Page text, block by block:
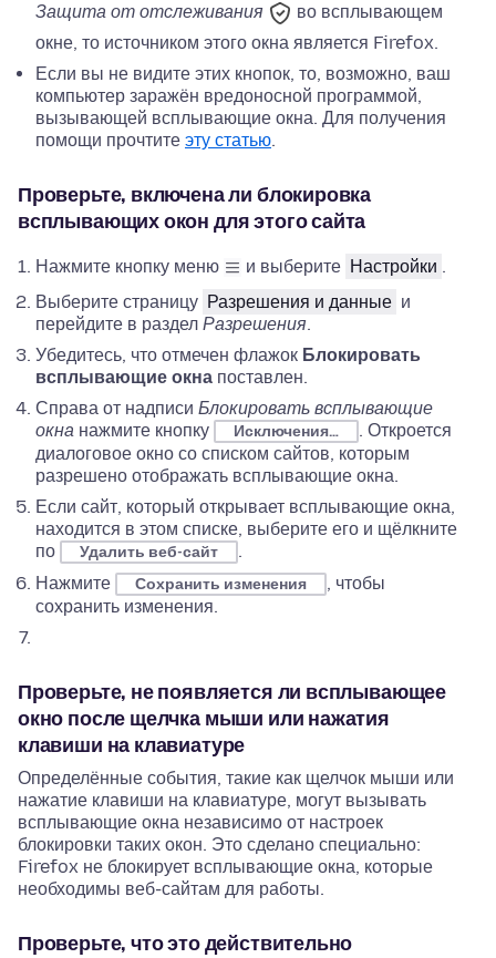
Защита от отслеживания
во всплывающем
окне, то источником этого окна является Firefox.
Если вы не видите этих кнопок, то, возможно, ваш
компьютер заражён вредоносной программой,
вызывающей всплывающие окна. Для получения
помощи прочтите эту статью.
Проверьте, включена ли блокировка
всплывающих окон для этого сайта
Нажмите кнопку меню и выберите Настройки .
Выберите страницу Разрешения и данные и
перейдите в раздел Разрешения.
Убедитесь, что отмечен флажок Блокировать
всплывающие окна поставлен.
Справа от надписи Блокировать всплывающие
окна нажмите кнопку Исключения…
. Откроется
диалоговое окно со списком сайтов, которым
разрешено отображать всплывающие окна.
Если сайт, который открывает всплывающие окна,
находится в этом списке, выберите его и щёлкните
по
Удалить веб-сайт
.
Нажмите
Сохранить изменения
, чтобы
сохранить изменения.
Проверьте, не появляется ли всплывающее
окно после щелчка мыши или нажатия
клавиши на клавиатуре
Определённые события, такие как щелчок мыши или
нажатие клавиши на клавиатуре, могут вызывать
всплывающие окна независимо от настроек
блокировки таких окон. Это сделано специально:
Firefox не блокирует всплывающие окна, которые
необходимы веб-сайтам для работы.
Проверьте, что это действительно